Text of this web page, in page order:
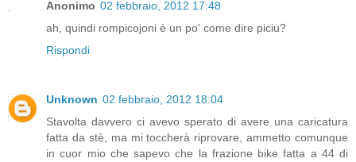
Anonimo 02 febbraio, 2012 17:48
ah, quindi rompicojoni è un po' come dire piciu?
Rispondi
Unknown 02 febbraio, 2012 18:04
Stavolta davvero ci avevo sperato di avere una caricatura
fatta da stè, ma mi toccherà riprovare, ammetto comunque
in cuor mio che sapevo che la frazione bike fatta a 44 di